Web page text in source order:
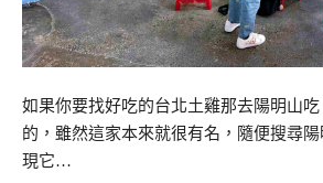
如果你要找好吃的台北土雞那去陽明山
的，雖然這家本來就很有名，隨便搜尋
現它…